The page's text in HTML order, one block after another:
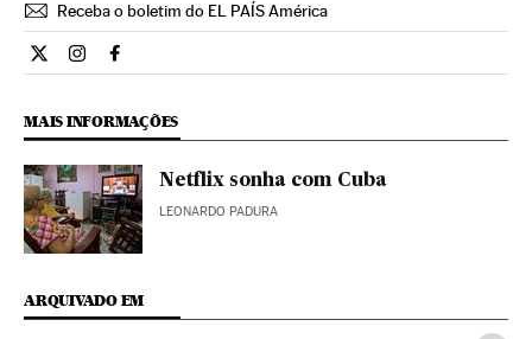
Receba o boletim do EL PAÍS América
Cultura El País Brasil en Twitter
Cultura El País Brasil en Instagram
Cultura El País Brasil en Facebook
MAIS INFORMAÇÕES
Netflix sonha com Cuba
LEONARDO PADURA
ARQUIVADO EM